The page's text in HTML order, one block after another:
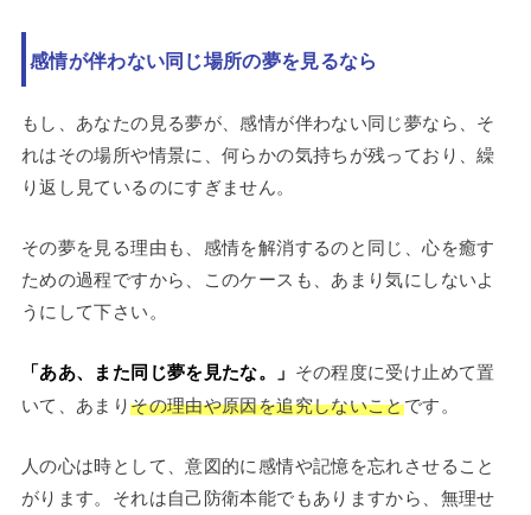
感情が伴わない同じ場所の夢を見るなら
もし、あなたの見る夢が、感情が伴わない同じ夢なら、そ
れはその場所や情景に、何らかの気持ちが残っており、繰
り返し見ているのにすぎません。
その夢を見る理由も、感情を解消するのと同じ、心を癒す
ための過程ですから、このケースも、あまり気にしないよ
うにして下さい。
「ああ、また同じ夢を見たな。」 その程度に受け止めて置
いて、あまりその理由や原因を追究しないことです。
人の心は時として、意図的に感情や記憶を忘れさせること
がります。それは自己防衛本能でもありますから、無理せ